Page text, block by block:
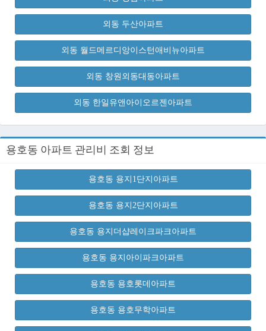
외동 두산아파트
외동 월드메르디앙이스턴애비뉴아파트
외동 창원외동대동아파트
외동 한일유앤아이오르젠아파트
용호동 아파트 관리비 조회 정보
용호동 용지1단지아파트
용호동 용지2단지아파트
용호동 용지더샵레이크파크아파트
용호동 용지아이파크아파트
용호동 용호롯데아파트
용호동 용호무학아파트